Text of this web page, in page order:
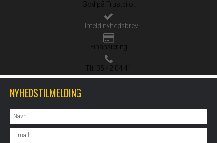
God på Trustpilot
Tilmeld nyhedsbrev
Finansiering
Tlf. 35 42 04 41
NYHEDSTILMELDING